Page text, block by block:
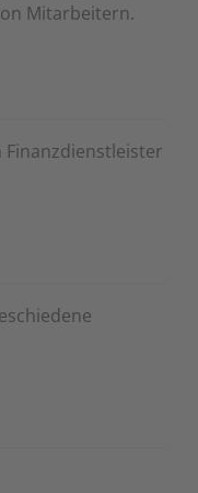
Mitarbeitern.
Finanzdienstleister